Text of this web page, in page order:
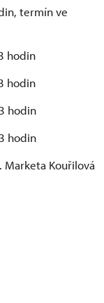
termín ve
Marketa Kouřilová